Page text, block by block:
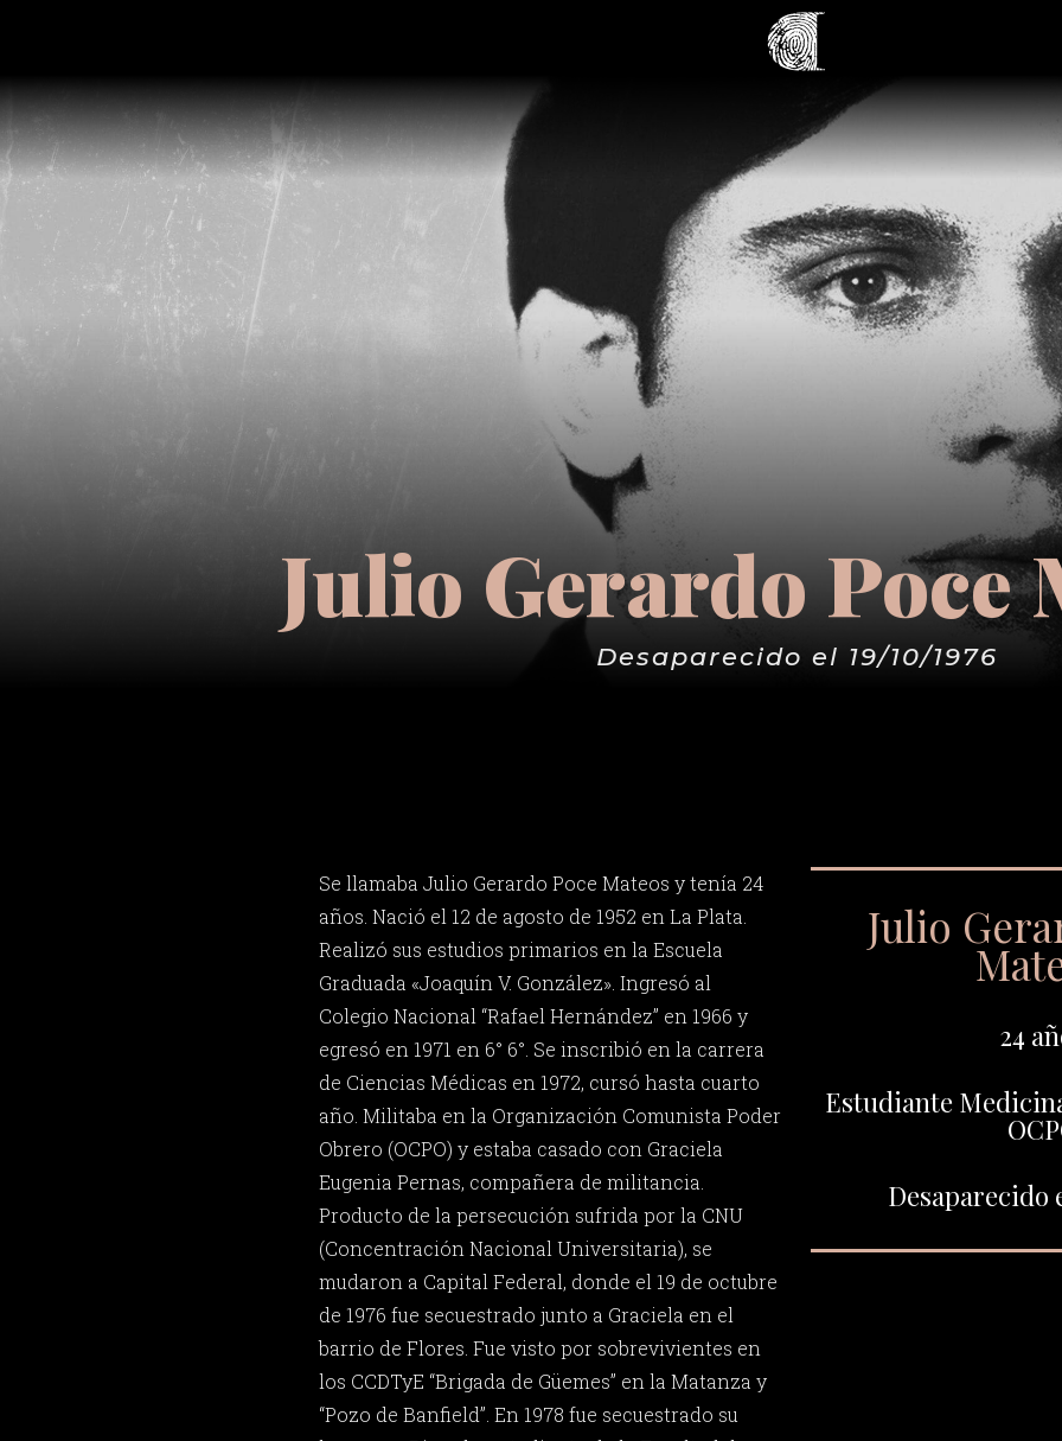
Julio Gerardo Poce
Desaparecido el 19/10/1976
Se llamaba Julio Gerardo Poce Mateos y tenía 24
años. Nació el 12 de agosto de 1952 en La Plata.
Realizó sus estudios primarios en la Escuela
Graduada «Joaquín V. González». Ingresó al
Colegio Nacional “Rafael Hernández” en 1966 y
egresó en 1971 en 6° 6°. Se inscribió en la carrera
de Ciencias Médicas en 1972, cursó hasta cuarto
año. Militaba en la Organización Comunista Poder
Obrero (OCPO) y estaba casado con Graciela
Eugenia Pernas, compañera de militancia.
Producto de la persecución sufrida por la CNU
(Concentración Nacional Universitaria), se
mudaron a Capital Federal, donde el 19 de octubre
de 1976 fue secuestrado junto a Graciela en el
barrio de Flores. Fue visto por sobrevivientes en
los CCDTyE “Brigada de Güemes” en la Matanza y
“Pozo de Banfield”. En 1978 fue secuestrado su
Julio
24
Estudiante
Desaparecido